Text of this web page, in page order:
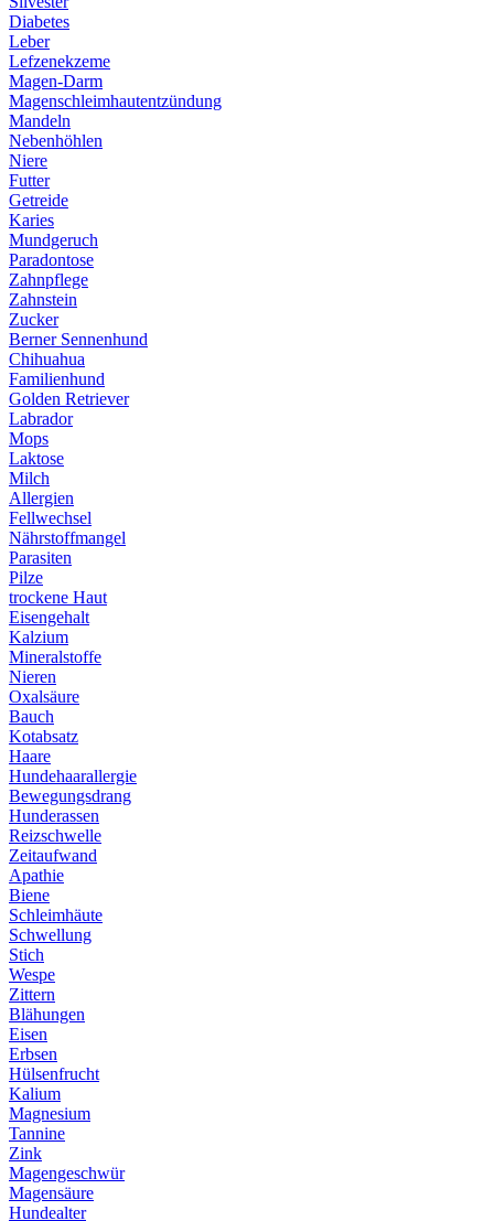
Diabetes
Leber
Lefzenekzeme
Magen-Darm
Magenschleimhautentzündung
Mandeln
Nebenhöhlen
Niere
Futter
Getreide
Karies
Mundgeruch
Paradontose
Zahnpflege
Zahnstein
Zucker
Berner Sennenhund
Chihuahua
Familienhund
Golden Retriever
Labrador
Mops
Laktose
Milch
Allergien
Fellwechsel
Nährstoffmangel
Parasiten
Pilze
trockene Haut
Eisengehalt
Kalzium
Mineralstoffe
Nieren
Oxalsäure
Bauch
Kotabsatz
Haare
Hundehaarallergie
Bewegungsdrang
Hunderassen
Reizschwelle
Zeitaufwand
Apathie
Biene
Schleimhäute
Schwellung
Stich
Wespe
Zittern
Blähungen
Eisen
Erbsen
Hülsenfrucht
Kalium
Magnesium
Tannine
Zink
Magengeschwür
Magensäure
Hundealter